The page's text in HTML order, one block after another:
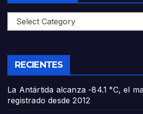
Categories
RECIENTES
La Antártida alcanza -84.1 °C, el
registrado desde 2012